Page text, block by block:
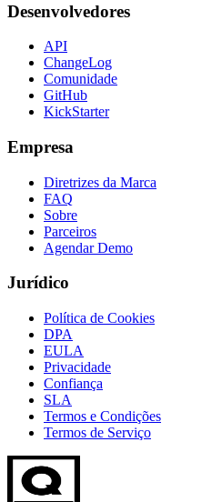
Desenvolvedores
API
ChangeLog
Comunidade
GitHub
KickStarter
Empresa
Diretrizes da Marca
FAQ
Sobre
Parceiros
Agendar Demo
Jurídico
Política de Cookies
DPA
EULA
Privacidade
Confiança
SLA
Termos e Condições
Termos de Serviço